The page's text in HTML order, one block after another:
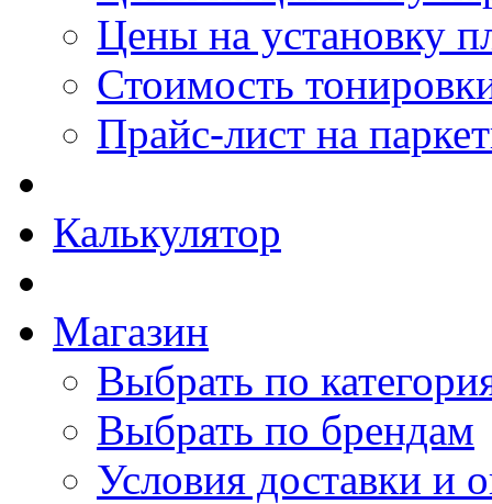
Цены на установку
Стоимость
Прайс-лист на
Калькулятор
Магазин
Выбрать по
Выбрать по брендам
Условия доставки и